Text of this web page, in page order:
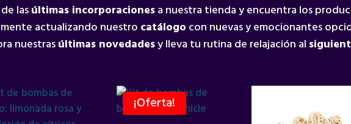
lasúltimas incorporacionesa nuestra tienda y encuentra los
actualizando nuestro catálogo con nuevas y emocionantes
nuestrasúltimas novedadesy lleva tu rutina de relajación al
¡Oferta!